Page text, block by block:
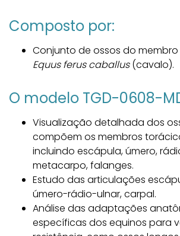
Composto por:
Conjunto de ossos do
Equus ferus caballus(cavalo).
O modelo TGD-0608-
Visualização detalhada dos
compõem os membros
incluindo escápula, úmero,
metacarpo, falanges.
Estudo das articulações
úmero-rádio-ulnar, carpal.
Análise das adaptações
específicas dos equinos para